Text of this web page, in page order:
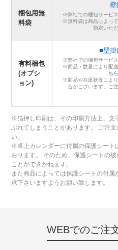
梱包用無
料袋
壁
※弊社での梱包サービ
※無料袋は商品によっ
指定いた
有料梱包
(オプシ
ョン)
■壁掛
※弊社での梱包サービ
※商品・数量により配
ち
※商品や在庫状況によ
合がございます。ご
※箔押し印刷は、その印刷方法上、文
ぶれてしまうことがあります。 ご注
い。
※卓上カレンダーに付属の保護シート
おります。 そのため、保護シートの
ことができかねます。
また商品によっては保護シートの付
承下さいますようお願い致します。
WEBでのご注